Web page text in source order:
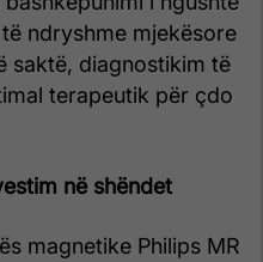
ndryshme mjekësore
saktë, diagnostikim të
terapeutik për çdo
në shëndet
magnetike Philips MR